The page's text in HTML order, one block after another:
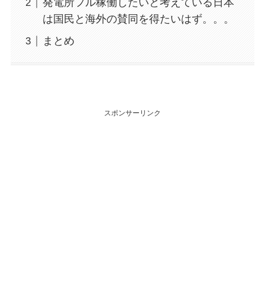
発電所フル稼働したいと考えている日本
は国民と海外の賛同を得たいはず。。。
まとめ
スポンサーリンク